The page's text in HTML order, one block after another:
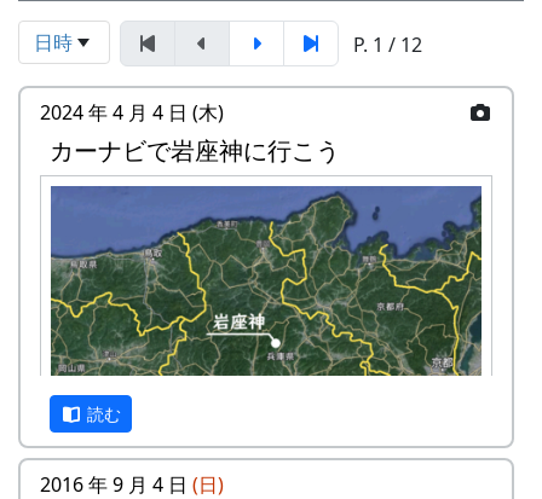
日時 P. 1 / 12
2024 年 4 月 4 日 (木)
カーナビで岩座神に行こう
読む
2016 年 9 月 4 日 (日)